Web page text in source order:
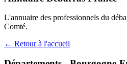
L'annuaire des professionnels du
Comté.
← Retour à l'accueil